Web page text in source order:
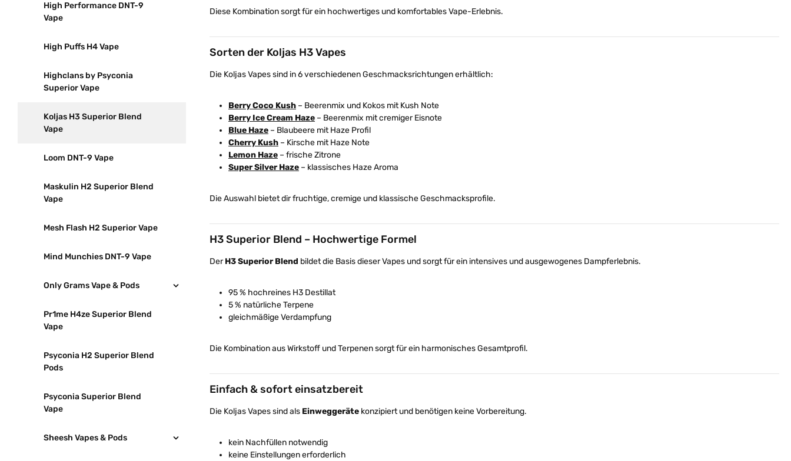
High Performance DNT-9
Vape
High Puffs H4 Vape
Highclans by Psyconia
Superior Vape
Koljas H3 Superior Blend
Vape
Loom DNT-9 Vape
Maskulin H2 Superior Blend
Vape
Mesh Flash H2 Superior Vape
Mind Munchies DNT-9 Vape
Only Grams Vape & Pods
Pr1me H4ze Superior Blend
Vape
Psyconia H2 Superior Blend
Pods
Psyconia Superior Blend
Vape
Sheesh Vapes & Pods
Diese Kombination sorgt für ein hochwertiges und komfortables Vape-Erlebnis.
Sorten der Koljas H3 Vapes
Die Koljas Vapes sind in 6 verschiedenen Geschmacksrichtungen erhältlich:
Berry Coco Kush – Beerenmix und Kokos mit Kush Note
Berry Ice Cream Haze – Beerenmix mit cremiger Eisnote
Blue Haze – Blaubeere mit Haze Profil
Cherry Kush – Kirsche mit Haze Note
Lemon Haze – frische Zitrone
Super Silver Haze – klassisches Haze Aroma
Die Auswahl bietet dir fruchtige, cremige und klassische Geschmacksprofile.
H3 Superior Blend – Hochwertige Formel
DerH3 Superior Blend bildet die Basis dieser Vapes und sorgt für ein intensives und ausgewogenes Dampferlebnis.
95 % hochreines H3 Destillat
5 % natürliche Terpene
gleichmäßige Verdampfung
Die Kombination aus Wirkstoff und Terpenen sorgt für ein harmonisches Gesamtprofil.
Einfach & sofort einsatzbereit
Die Koljas Vapes sind als Einweggeräte konzipiert und benötigen keine Vorbereitung.
kein Nachfüllen notwendig
keine Einstellungen erforderlich